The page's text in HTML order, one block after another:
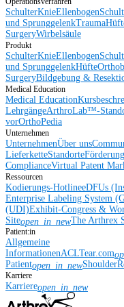
Operationsverfahren
SchulterKnieEllenbogen
und SprunggelenkTrauma
SurgeryWirbelsäule
Produkt
SchulterKnieEllenbogen
und SprunggelenkHüfte
SurgeryBildgebung &
Medical Education
Medical Education
LehrgängeArthroLab™-
vorOrthoPedia
Unternehmen
UnternehmenÜber uns
LieferketteStandorteFörderung
ComplianceVirtual Patent
Ressourcen
Kodierungs-HotlineeDFUs
Enterprise Labeling System
(UDI)Exhibit-Congress &
Siteopen_in_newThe Arthrex
Patient:in
Allgemeine
InformationenACLTear.com
Patientopen_in_new
Karriere
Karriereopen_in_new